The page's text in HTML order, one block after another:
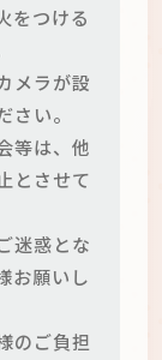
をつける
メラが設
い。
等は、他
とさせて
迷惑とな
お願いし
のご負担